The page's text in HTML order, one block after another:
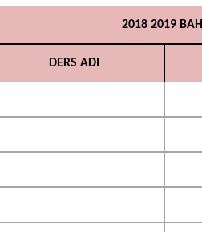
2018 2019
DERS ADI